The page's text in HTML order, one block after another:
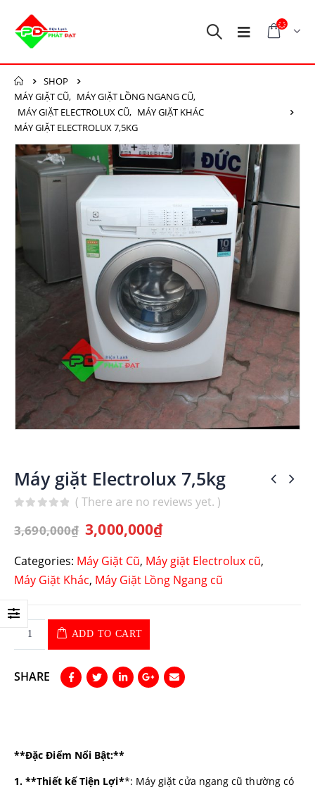
SHOP
MÁY GIẶT CŨ, MÁY GIẶT LỒNG NGANG CŨ,
MÁY GIẶT ELECTROLUX CŨ, MÁY GIẶT KHÁC
MÁY GIẶT ELECTROLUX 7,5KG
Máy giặt Electrolux 7,5kg
( There are no reviews yet. )
3,690,000₫ 3,000,000₫
Categories: Máy Giặt Cũ, Máy giặt Electrolux cũ,
Máy Giặt Khác, Máy Giặt Lồng Ngang cũ
ADD TO CART
SHARE
**Đặc Điểm Nổi Bật:**
1. **Thiết kế Tiện Lợi**: Máy giặt cửa ngang cũ thường có